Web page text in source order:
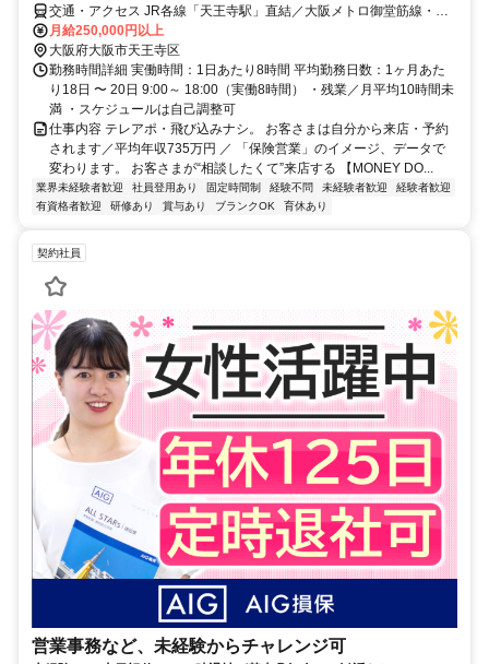
交通・アクセス JR各線「天王寺駅」直結／大阪メトロ御堂筋線・谷
町線「天王寺駅」徒歩約3分／近鉄南大阪線「大阪阿部野橋駅」徒歩
約3分／阪堺電気軌道上町線「天王寺駅前駅」徒歩約3分
月給250,000円以上
大阪府大阪市天王寺区
勤務時間詳細 実働時間：1日あたり8時間 平均勤務日数：1ヶ月あた
り18日 〜 20日 9:00～ 18:00（実働8時間） ・残業／月平均10時間未
満 ・スケジュールは自己調整可
仕事内容 テレアポ・飛び込みナシ。 お客さまは自分から来店・予約
されます／平均年収735万円 ／ 「保険営業」のイメージ、データで
変わります。 お客さまが“相談したくて”来店する 【MONEY DO...
業界未経験者歓迎 社員登用あり 固定時間制 経験不問 未経験者歓迎
経験者歓迎
有資格者歓迎
研修あり 賞与あり ブランクOK 育休あり
契約社員
営業事務など、未経験からチャレンジ可